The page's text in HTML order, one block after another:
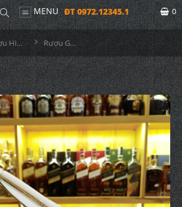
MENU ĐT 0972.12345.1 0
Rượu Hiếm - Cũ Rượu Gautier Cognac